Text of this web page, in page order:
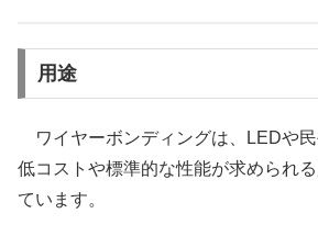
用途
ワイヤーボンディングは、LEDや
低コストや標準的な性能が求められ
ています。